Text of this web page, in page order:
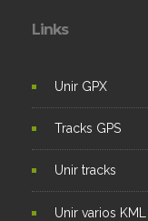
Links
Unir GPX
Tracks GPS
Unir tracks
Unir varios KML